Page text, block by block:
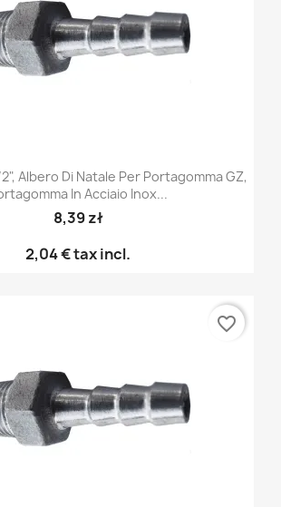
Albero Di Natale Per Portagomma GZ,
In Acciaio Inox...
8,39 zł
2,04 €tax incl.
favorite_border